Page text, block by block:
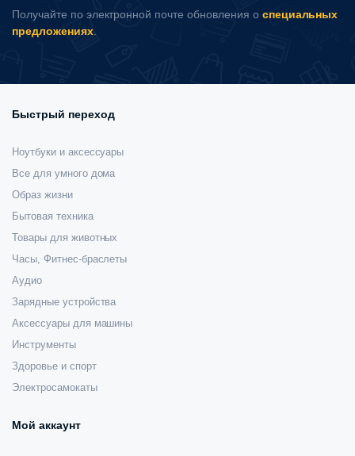
Получайте по электронной почте обновления о специальных
предложениях.
Быстрый переход
Ноутбуки и аксессуары
Все для умного дома
Образ жизни
Бытовая техника
Товары для животных
Часы, Фитнес-браслеты
Аудио
Зарядные устройства
Аксессуары для машины
Инструменты
Здоровье и спорт
Электросамокаты
Мой аккаунт